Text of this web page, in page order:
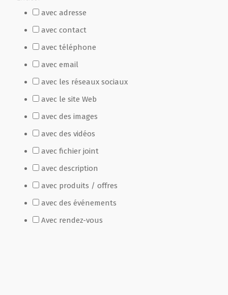
avec adresse
avec contact
avec téléphone
avec email
avec les réseaux sociaux
avec le site Web
avec des images
avec des vidéos
avec fichier joint
avec description
avec produits / offres
avec des événements
Avec rendez-vous
Fête Marché Paysan
Partenaires